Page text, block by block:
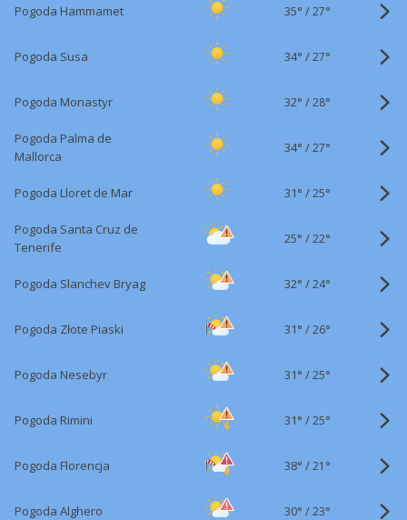
Pogoda Hammamet 35° /27°
Pogoda Susa 34° /27°
Pogoda Monastyr 32° /28°
Pogoda Palma de
Mallorca
34° /27°
Pogoda Lloret de Mar 31° /25°
Pogoda Santa Cruz de
Tenerife
25° /22°
Pogoda Slanchev Bryag 32° /24°
Pogoda Złote Piaski 31° /26°
Pogoda Nesebyr 31° /25°
Pogoda Rimini 31° /25°
Pogoda Florencja 38° /21°
Pogoda Alghero 30° /23°